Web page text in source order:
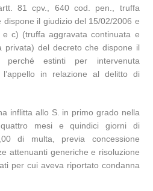
81 cpv., 640 cod. pen., truffa
il giudizio del 15/02/2006 e
c) (truffa aggravata continuata e
privata) del decreto che dispone il
perché estinti per intervenuta
l’appello in relazione al delitto di
inflitta allo S. in primo grado nella
mesi e quindici giorni di
di multa, previa concessione
attenuanti generiche e risoluzione
per cui aveva riportato condanna